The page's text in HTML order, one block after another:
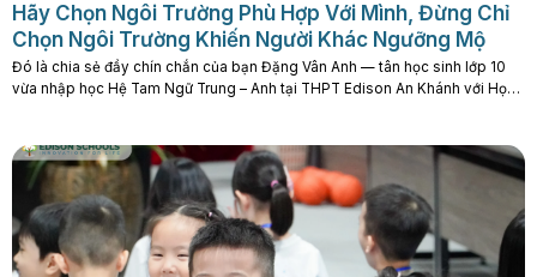
Hãy Chọn Ngôi Trường Phù Hợp Với Mình, Đừng Chỉ
Chọn Ngôi Trường Khiến Người Khác Ngưỡng Mộ
Đó là chia sẻ đầy chín chắn của bạn Đặng Vân Anh — tân học sinh lớp 10
vừa nhập học Hệ Tam Ngữ Trung – Anh tại THPT Edison An Khánh với Học